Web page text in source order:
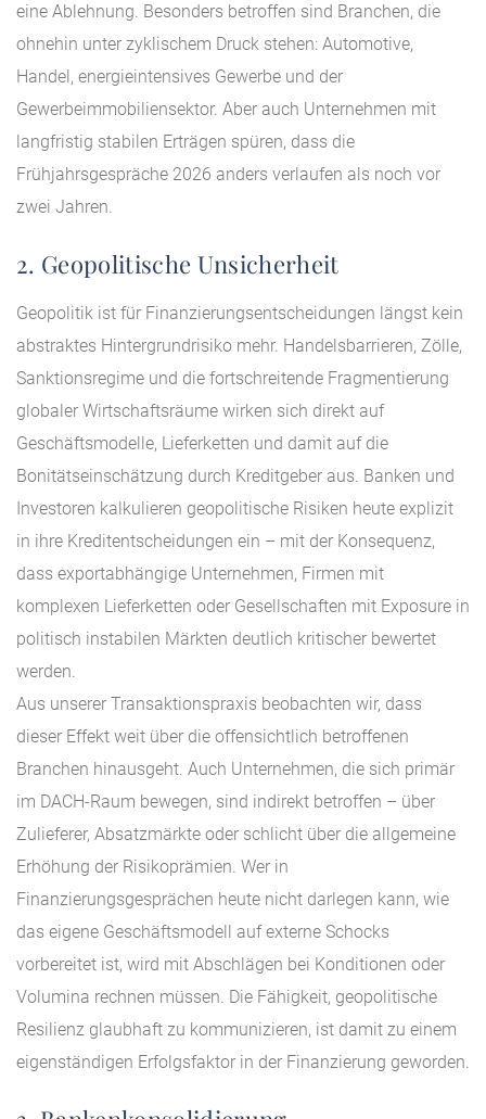
eine Ablehnung. Besonders betroffen sind Branchen, die
ohnehin unter zyklischem Druck stehen: Automotive,
Handel, energieintensives Gewerbe und der
Gewerbeimmobiliensektor. Aber auch Unternehmen mit
langfristig stabilen Erträgen spüren, dass die
Frühjahrsgespräche 2026 anders verlaufen als noch vor
zwei Jahren.
2. Geopolitische Unsicherheit
Geopolitik ist für Finanzierungsentscheidungen längst kein
abstraktes Hintergrundrisiko mehr. Handelsbarrieren, Zölle,
Sanktionsregime und die fortschreitende Fragmentierung
globaler Wirtschaftsräume wirken sich direkt auf
Geschäftsmodelle, Lieferketten und damit auf die
Bonitätseinschätzung durch Kreditgeber aus. Banken und
Investoren kalkulieren geopolitische Risiken heute explizit
in ihre Kreditentscheidungen ein – mit der Konsequenz,
dass exportabhängige Unternehmen, Firmen mit
komplexen Lieferketten oder Gesellschaften mit Exposure in
politisch instabilen Märkten deutlich kritischer bewertet
werden.
Aus unserer Transaktionspraxis beobachten wir, dass
dieser Effekt weit über die offensichtlich betroffenen
Branchen hinausgeht. Auch Unternehmen, die sich primär
im DACH-Raum bewegen, sind indirekt betroffen – über
Zulieferer, Absatzmärkte oder schlicht über die allgemeine
Erhöhung der Risikoprämien. Wer in
Finanzierungsgesprächen heute nicht darlegen kann, wie
das eigene Geschäftsmodell auf externe Schocks
vorbereitet ist, wird mit Abschlägen bei Konditionen oder
Volumina rechnen müssen. Die Fähigkeit, geopolitische
Resilienz glaubhaft zu kommunizieren, ist damit zu einem
eigenständigen Erfolgsfaktor in der Finanzierung geworden.